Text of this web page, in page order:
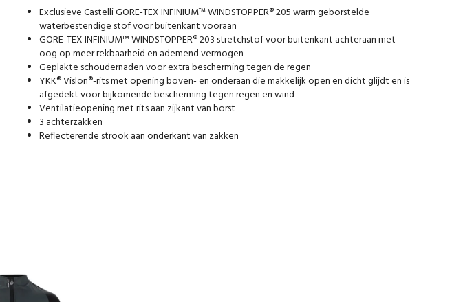
Exclusieve Castelli GORE-TEX INFINIUM™ WINDSTOPPER® 205 warm geborstelde
waterbestendige stof voor buitenkant vooraan
GORE-TEX INFINIUM™ WINDSTOPPER® 203 stretchstof voor buitenkant achteraan met
oog op meer rekbaarheid en ademend vermogen
Geplakte schoudernaden voor extra bescherming tegen de regen
YKK® Vislon®-rits met opening boven- en onderaan die makkelijk open en dicht glijdt en is
afgedekt voor bijkomende bescherming tegen regen en wind
Ventilatieopening met rits aan zijkant van borst
3 achterzakken
Reflecterende strook aan onderkant van zakken